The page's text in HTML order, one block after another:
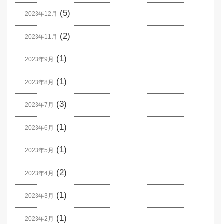
2023年12月 (5)
2023年11月 (2)
2023年9月 (1)
2023年8月 (1)
2023年7月 (3)
2023年6月 (1)
2023年5月 (1)
2023年4月 (2)
2023年3月 (1)
2023年2月 (1)